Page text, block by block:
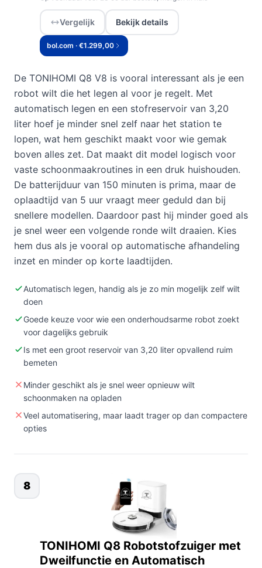
Vergelijk Bekijk details
bol.com · €1.299,00
De TONIHOMI Q8 V8 is vooral interessant als je een
robot wilt die het legen al voor je regelt. Met
automatisch legen en een stofreservoir van 3,20
liter hoef je minder snel zelf naar het station te
lopen, wat hem geschikt maakt voor wie gemak
boven alles zet. Dat maakt dit model logisch voor
vaste schoonmaakroutines in een druk huishouden.
De batterijduur van 150 minuten is prima, maar de
oplaadtijd van 5 uur vraagt meer geduld dan bij
snellere modellen. Daardoor past hij minder goed als
je snel weer een volgende ronde wilt draaien. Kies
hem dus als je vooral op automatische afhandeling
inzet en minder op korte laadtijden.
Automatisch legen, handig als je zo min mogelijk zelf wilt
doen
Goede keuze voor wie een onderhoudsarme robot zoekt
voor dagelijks gebruik
Is met een groot reservoir van 3,20 liter opvallend ruim
bemeten
Minder geschikt als je snel weer opnieuw wilt
schoonmaken na opladen
Veel automatisering, maar laadt trager op dan compactere
opties
8
TONIHOMI Q8 Robotstofzuiger met
Dweilfunctie en Automatisch